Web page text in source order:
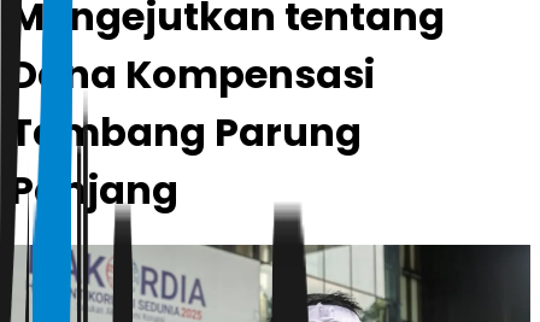
Mengejutkan tentang
Dana Kompensasi
Tambang Parung
Panjang